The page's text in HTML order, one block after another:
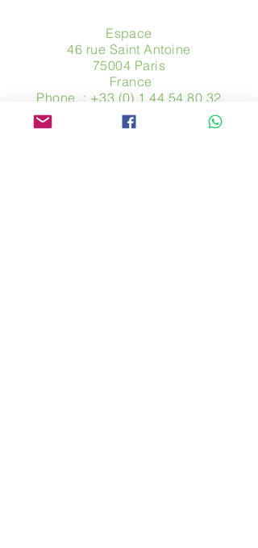
Espace
46 rue Saint Antoine
75004 Paris
​ France
Phone. : +33 (0) 1 44 54 80 32
contact@avpa.fr
www.avpa.fr